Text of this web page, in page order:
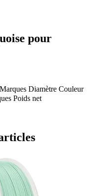
pour
Marques Diamètre Couleur
Poids net